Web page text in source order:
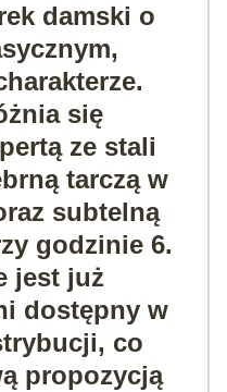
damski o
się
ze stali
tarczą w
subtelną
godzinie 6.
jest już
dostępny w
, co
propozycją